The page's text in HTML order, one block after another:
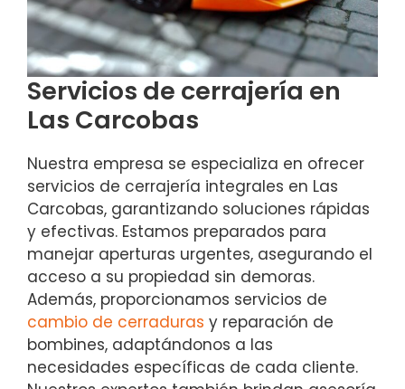
Servicios de cerrajería en
Las Carcobas
Nuestra empresa se especializa en ofrecer
servicios de cerrajería integrales en Las
Carcobas, garantizando soluciones rápidas
y efectivas. Estamos preparados para
manejar aperturas urgentes, asegurando el
acceso a su propiedad sin demoras.
Además, proporcionamos servicios de
cambio de cerraduras y reparación de
bombines, adaptándonos a las
necesidades específicas de cada cliente.